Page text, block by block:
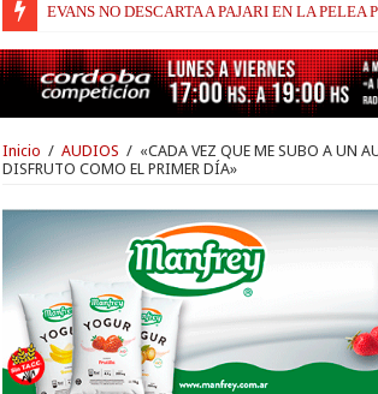
EVANS NO DESCARTA A PAJARI EN LA
Inicio / AUDIOS / «CADA VEZ QUE ME SUBO A UN
DISFRUTO COMO EL PRIMER DÍA»